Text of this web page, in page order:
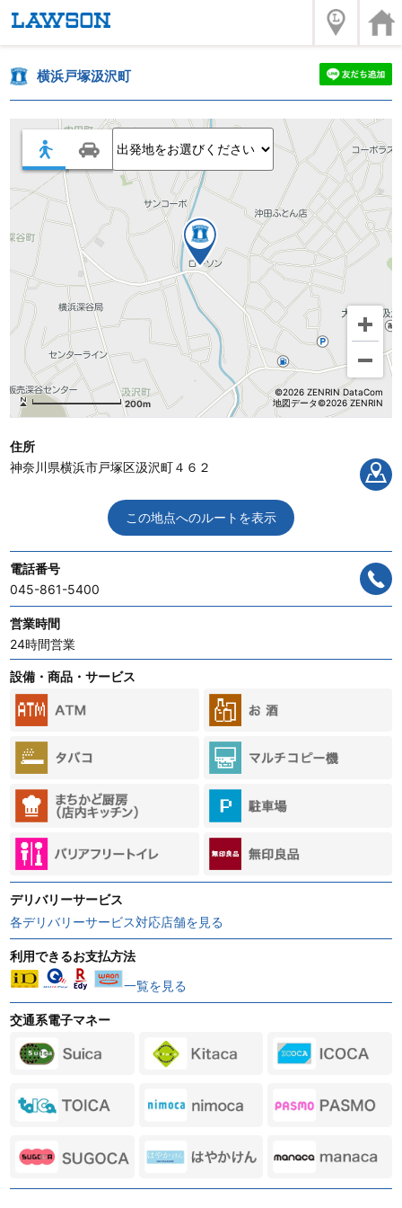
横浜戸塚汲沢町
200m
©2026 ZENRIN DataCom
地図データ©2026 ZENRIN
住所
神奈川県横浜市戸塚区汲沢町４６２
この地点へのルートを表示
電話番号
045-861-5400
営業時間
24時間営業
設備・商品・サービス
デリバリーサービス
各デリバリーサービス対応店舗を見る
利用できるお支払方法
一覧を見る
交通系電子マネー